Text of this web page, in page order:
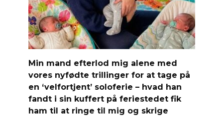
Min mand efterlod mig alene med
vores nyfødte trillinger for at tage på
en ‘velfortjent’ soloferie – hvad han
fandt i sin kuffert på feriestedet fik
ham til at ringe til mig og skrige